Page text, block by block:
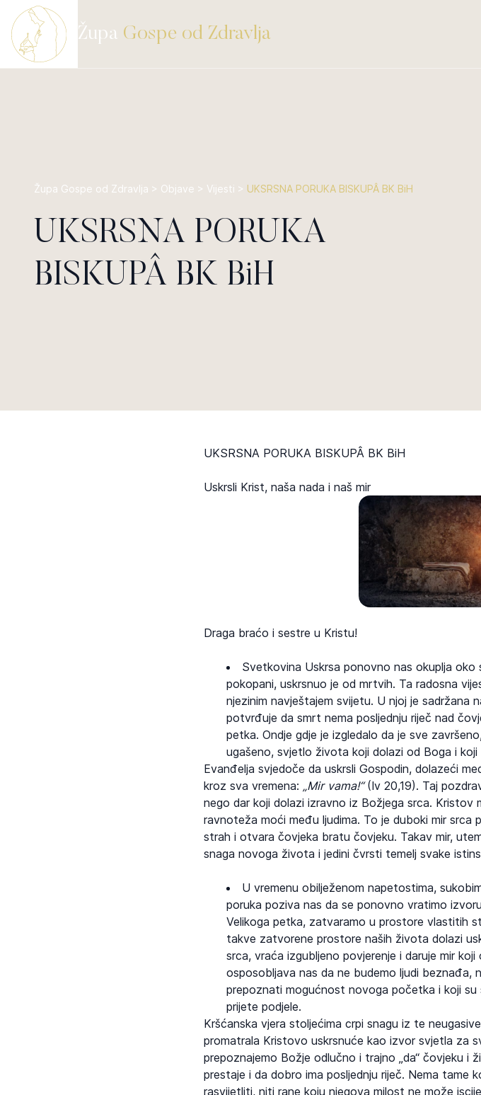
Župa Gospe od Zdravlja
Župa Gospe od Zdravlja > Objave > Vijesti > UKSRSNA PORUKA BISKUPÂ BK BiH
UKSRSNA PORUKA
BISKUPÂ BK BiH
UKSRSNA PORUKA BISKUPÂ BK BiH
Uskrsli Krist, naša nada i naš mir
Draga braćo i sestre u Kristu!
Svetkovina Uskrsa ponovno nas okuplja
pokopani, uskrsnuo je od mrtvih. Ta radosna
njezinim navještajem svijetu. U njoj je sadržana
potvrđuje da smrt nema posljednju riječ nad
petka. Ondje gdje je izgledalo da je sve
ugašeno, svjetlo života koji dolazi od Boga i
Evanđelja svjedoče da uskrsli Gospodin, dolazeći
kroz sva vremena: „Mir vama!“(Iv 20,19). Taj
nego dar koji dolazi izravno iz Božjega srca.
ravnoteža moći među ljudima. To je duboki mir srca
strah i otvara čovjeka bratu čovjeku. Takav mir,
snaga novoga života i jedini čvrsti temelj svake
U vremenu obilježenom napetostima,
poruka poziva nas da se ponovno vratimo
Velikoga petka, zatvaramo u prostore vlastitih
takve zatvorene prostore naših života dolazi
srca, vraća izgubljeno povjerenje i daruje mir
osposobljava nas da ne budemo ljudi beznađa,
prepoznati mogućnost novoga početka i koji su
prijete podjele.
Kršćanska vjera stoljećima crpi snagu iz te
promatrala Kristovo uskrsnuće kao izvor svjetla za
prepoznajemo Božje odlučno i trajno „da“ čovjeku i
prestaje i da dobro ima posljednju riječ. Nema tame
rasvijetliti, niti rane koju njegova milost ne može